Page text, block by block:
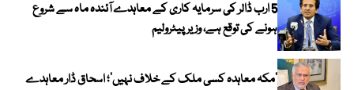
5 ارب ڈالر کی سرمایہ کاری کے معاہدے آئندہ ماہ سے شروع
ہونے کی توقع ہے، وزیر پیٹرولیم
‘مکہ معاہدہ کسی ملک کے خلاف نہیں’؛ اسحاق ڈار معاہدے